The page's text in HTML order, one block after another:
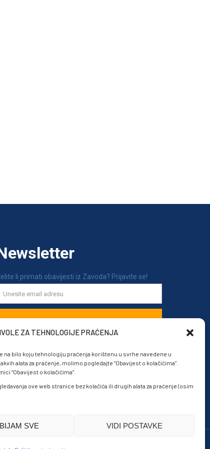
ZA TEHNOLOGIJE PRAĆENJA
bilo koju tehnologiju praćenja korištenu u svrhe navedene u
alata za praćenje, molimo pogledajte “Obavijest o kolačićima”.
“Obavijest o kolačićima”.
ove web stranice bez kolačića ili drugih alata za praćenje (osim
SVE VIDI POSTAVKE